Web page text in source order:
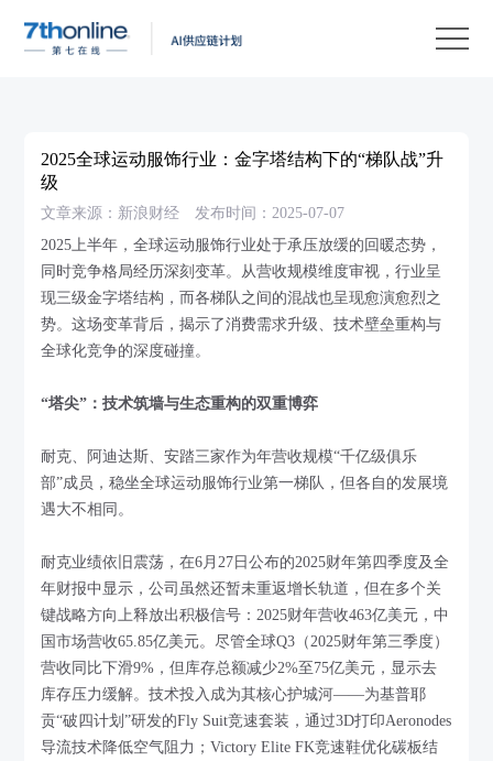
2025全球运动服饰行业：金字塔结构下的“梯队战”升
级
文章来源：新浪财经
发布时间：2025-07-07
2025上半年，全球运动服饰行业处于承压放缓的回暖态势，
同时竞争格局经历深刻变革。从营收规模维度审视，行业呈
现三级金字塔结构，而各梯队之间的混战也呈现愈演愈烈之
势。这场变革背后，揭示了消费需求升级、技术壁垒重构与
全球化竞争的深度碰撞。
“塔尖”：技术筑墙与生态重构的双重博弈
耐克、阿迪达斯、安踏三家作为年营收规模“千亿级俱乐
部”成员，稳坐全球运动服饰行业第一梯队，但各自的发展境
遇大不相同。
耐克业绩依旧震荡，在6月27日公布的2025财年第四季度及全
年财报中显示，公司虽然还暂未重返增长轨道，但在多个关
键战略方向上释放出积极信号：2025财年营收463亿美元，中
国市场营收65.85亿美元。尽管全球Q3（2025财年第三季度）
营收同比下滑9%，但库存总额减少2%至75亿美元，显示去
库存压力缓解。技术投入成为其核心护城河——为基普耶
贡“破四计划”研发的Fly Suit竞速套装，通过3D打印Aeronodes
导流技术降低空气阻力；Victory Elite FK竞速鞋优化碳板结